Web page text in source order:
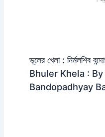
ভূলের খেলা : নির্মলশিব
Bhuler Khela :
Bandopadhyay